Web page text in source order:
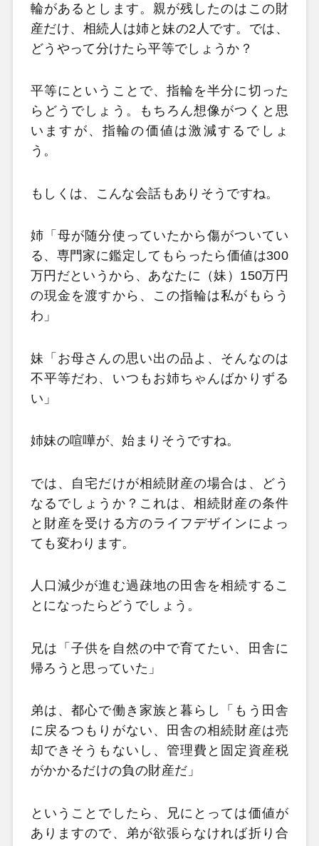
輪があるとします。親が残したのはこの財
産だけ、相続人は姉と妹の2人です。では、
どうやって分けたら平等でしょうか？
平等にということで、指輪を半分に切った
らどうでしょう。もちろん想像がつくと思
いますが、指輪の価値は激減するでしょ
う。
もしくは、こんな会話もありそうですね。
姉「母が随分使っていたから傷がついてい
る、専門家に鑑定してもらったら価値は300
万円だというから、あなたに（妹）150万円
の現金を渡すから、この指輪は私がもらう
わ」
妹「お母さんの思い出の品よ、そんなのは
不平等だわ、いつもお姉ちゃんばかりずる
い」
姉妹の喧嘩が、始まりそうですね。
では、自宅だけが相続財産の場合は、どう
なるでしょうか？これは、相続財産の条件
と財産を受ける方のライフデザインによっ
ても変わります。
人口減少が進む過疎地の田舎を相続するこ
とになったらどうでしょう。
兄は「子供を自然の中で育てたい、田舎に
帰ろうと思っていた」
弟は、都心で働き家族と暮らし「もう田舎
に戻るつもりがない、田舎の相続財産は売
却できそうもないし、管理費と固定資産税
がかかるだけの負の財産だ」
ということでしたら、兄にとっては価値が
ありますので、弟が欲張らなければ折り合